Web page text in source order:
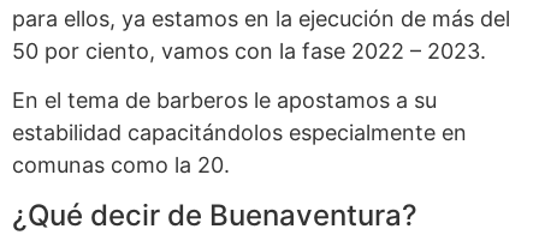
para ellos, ya estamos en la ejecución de más del
50 por ciento, vamos con la fase 2022 – 2023.
En el tema de barberos le apostamos a su
estabilidad capacitándolos especialmente en
comunas como la 20.
¿Qué decir de Buenaventura?